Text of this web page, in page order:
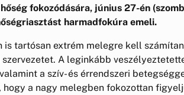
fokozódására, június 27-én
harmadfokúra emeli.
is tartósan extrém melegre kell
A leginkább
a szív- és érrendszeri
a nagy melegben fokozottan